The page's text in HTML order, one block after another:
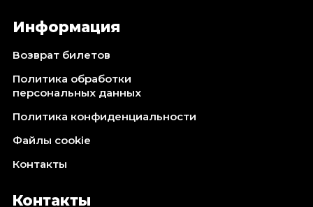
Информация
Возврат билетов
Политика обработки
персональных данных
Политика конфиденциальности
Файлы cookie
Контакты
Контакты